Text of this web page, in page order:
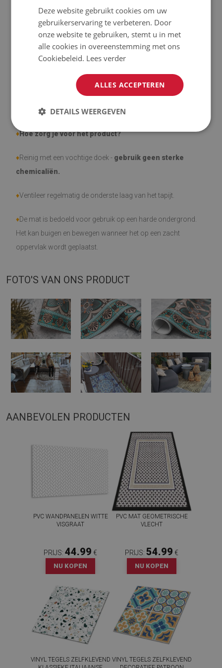
Tapijten zijn antislip;
Het product is gemakkelijk schoon te maken, bestand tegen
vlekken en water.
Houd er rekening mee dat gebruiksschade door het
verstrijken van de tijd (bijv. schaafwonden) niet vatbaar is
voor klachten.
♦Hoe zorg je voor het product?
♦Reinig met een vochtige doek - gebruik geen sterke
chemicaliën.
♦Ventileer regelmatig de onderste laag van het tapijt.
♦De mat is bedoeld voor gebruik op een harde ondergrond.
Het kan buigen en bewegen wanneer het op een zacht
oppervlak wordt geplaatst.
FOTO'S VAN ONS PRODUCT
AANBEVOLEN PRODUCTEN
PVC WANDPANELEN WITTE
VISGRAAT
PRIJS: 44.99 €
NU KOPEN
PVC MAT GEOMETRISCHE
VLECHT
PRIJS: 54.99 €
NU KOPEN
VINYL TEGELS ZELFKLEVEND VINYL TEGELS ZELFKLEVEND
Deze website gebruikt cookies om uw
gebruikerservaring te verbeteren. Door
onze website te gebruiken, stemt u in met
alle cookies in overeenstemming met ons
Cookiebeleid. Lees verder
ALLES ACCEPTEREN
DETAILS WEERGEVEN